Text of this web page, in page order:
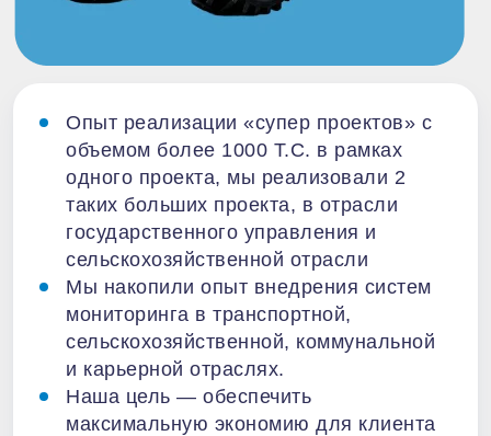
Опыт реализации «супер проектов» с
объемом более 1000 Т.С. в рамках
одного проекта, мы реализовали 2
таких больших проекта, в отрасли
государственного управления и
сельскохозяйственной отрасли
Мы накопили опыт внедрения систем
мониторинга в транспортной,
сельскохозяйственной, коммунальной
и карьерной отраслях.
Наша цель — обеспечить
максимальную экономию для клиента